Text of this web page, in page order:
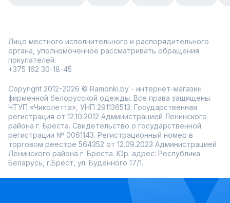
Лицо местного исполнительного и распорядительного
органа, уполномоченное рассматривать обращения
покупателей:
+375 162 30-18-45
Copyright 2012-2026 © Ramonki.by - интернет-магазин
фирменной белорусской одежды. Все права защищены.
ЧТУП «Чиколетта», УНП 291136513. Государственная
регистрация от 12.10.2012 Администрацией Ленинского
района г. Бреста. Свидетельство о государственной
регистрации № 0061143. Регистрационный номер в
торговом реестре 564352 от 12.09.2023 Администрацией
Ленинского района г. Бреста. Юр. адрес: Республика
Беларусь, г.Брест, ул. Буденного 17/1.